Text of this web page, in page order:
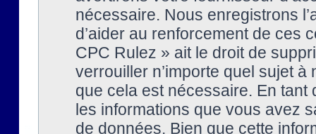
nécessaire. Nous enregistrons
d’aider au renforcement de ces
CPC Rulez » ait le droit de
verrouiller n’importe quel sujet à
que cela est nécessaire. En tant
les informations que vous avez
de données. Bien que cette